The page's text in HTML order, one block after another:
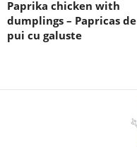
Paprika chicken with
dumplings – Papricas de
pui cu galuste